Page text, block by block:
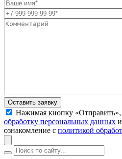
Оставить заявку
Нажимая кнопку «Отправить»,
обработку персональных данных
ознакомление с политикой